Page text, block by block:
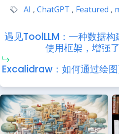
AI , ChatGPT , Featured ,
遇见ToolLLM：一种数据
使用框架，增强
Excalidraw：如何通过绘